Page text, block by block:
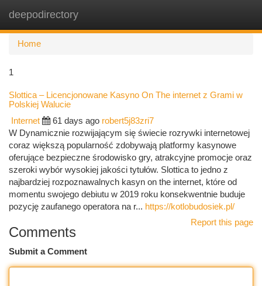
deepodirectory
Home
1
Slottica – Licencjonowane Kasyno On The internet z Grami w
Polskiej Walucie
Internet 61 days ago robert5j83zri7
W Dynamicznie rozwijającym się świecie rozrywki internetowej
coraz większą popularność zdobywają platformy kasynowe
oferujące bezpieczne środowisko gry, atrakcyjne promocje oraz
szeroki wybór wysokiej jakości tytułów. Slottica to jedno z
najbardziej rozpoznawalnych kasyn on the internet, które od
momentu swojego debiutu w 2019 roku konsekwentnie buduje
pozycję zaufanego operatora na r... https://kotlobudosiek.pl/
Report this page
Comments
Submit a Comment